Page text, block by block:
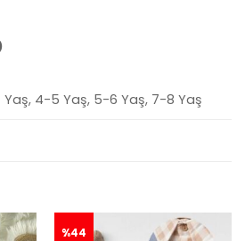
4-5 Yaş, 5-6 Yaş, 7-8 Yaş
%44